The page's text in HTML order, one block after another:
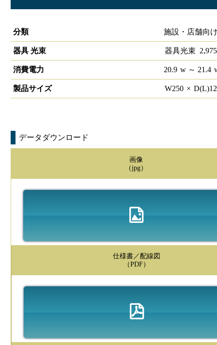
分類
施設・店舗向
器具 光束 器具光束 2,975
消費電力 20.9 w～ 21.4
製品サイズ W250 × D(L)
データダウンロード
画像
（jpg）
仕様書／配線図
（PDF）